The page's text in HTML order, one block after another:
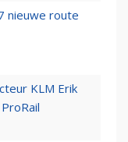
nieuwe route
KLM Erik